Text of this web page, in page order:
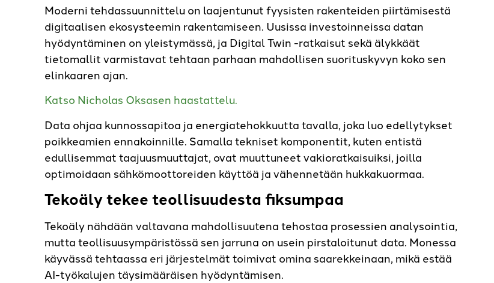
Moderni tehdassuunnittelu on laajentunut fyysisten rakenteiden piirtämisestä
digitaalisen ekosysteemin rakentamiseen. Uusissa investoinneissa datan
hyödyntäminen on yleistymässä, ja Digital Twin -ratkaisut sekä älykkäät
tietomallit varmistavat tehtaan parhaan mahdollisen suorituskyvyn koko sen
elinkaaren ajan.
Katso Nicholas Oksasen haastattelu.
Data ohjaa kunnossapitoa ja energiatehokkuutta tavalla, joka luo edellytykset
poikkeamien ennakoinnille. Samalla tekniset komponentit, kuten entistä
edullisemmat taajuusmuuttajat, ovat muuttuneet vakioratkaisuiksi, joilla
optimoidaan sähkömoottoreiden käyttöä ja vähennetään hukkakuormaa.
Tekoäly tekee teollisuudesta fiksumpaa
Tekoäly nähdään valtavana mahdollisuutena tehostaa prosessien analysointia,
mutta teollisuusympäristössä sen jarruna on usein pirstaloitunut data. Monessa
käyvässä tehtaassa eri järjestelmät toimivat omina saarekkeinaan, mikä estää
AI-työkalujen täysimääräisen hyödyntämisen.